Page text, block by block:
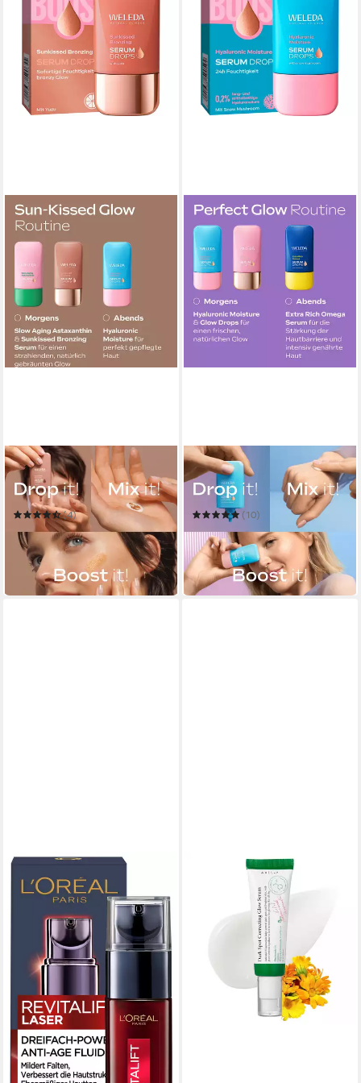
WELEDA
Gesichtsserum SUNKISSED
BRONZING SERUM DROPS
(4)
ab 9,99 € UVP11,95 €
(333,00 €/ 1 l)
-16%
in 1-2 Werktagen bei dir
WELEDA
Gesichtsserum HYALURONIC
MOISTURE SERUM DROPS
(10)
ab 8,99 € UVP11,95 €
(299,67 €/ 1 l)
-25%
in 1-2 Werktagen bei dir